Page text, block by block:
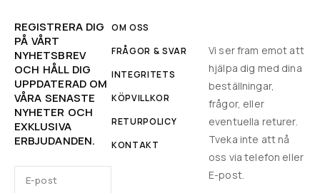
REGISTRERA DIG
PÅ VÅRT
NYHETSBREV
OCH HÅLL DIG
UPPDATERAD OM
VÅRA SENASTE
NYHETER OCH
EXKLUSIVA
ERBJUDANDEN.
OM OSS
FRÅGOR & SVAR
INTEGRITETS
KÖPVILLKOR
RETURPOLICY
KONTAKT
Vi ser fram emot att
hjälpa dig med dina
beställningar,
frågor, eller
eventuella returer.
Tveka inte att nå
oss via telefon eller
E-post.